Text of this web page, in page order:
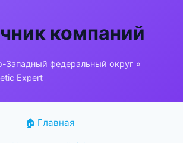
компаний
Западный федеральный округ »
Expert
🏠 Главная